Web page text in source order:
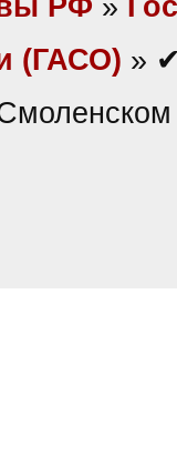
РФ »
(ГАСО) »